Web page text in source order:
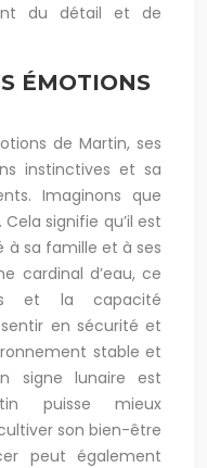
du détail et de
ÉMOTIONS
de Martin, ses
instinctives et sa
Imaginons que
signifie qu’il est
sa famille et à ses
cardinal d’eau, ce
et la capacité
en sécurité et
stable et
signe lunaire est
puisse mieux
son bien-être
peut également